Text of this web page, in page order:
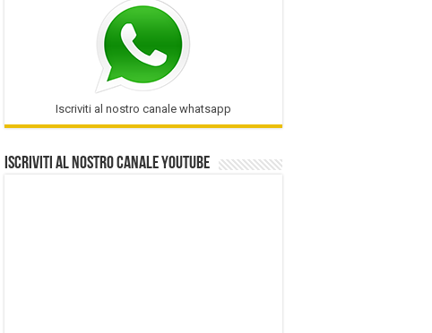
Iscriviti al nostro canale whatsapp
Iscriviti al nostro Canale Youtube